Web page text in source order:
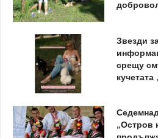
Звезди
срещу
„Остров